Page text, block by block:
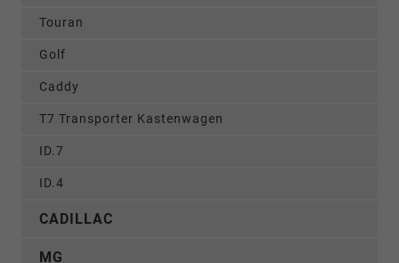
Touran
Golf
Caddy
T7 Transporter Kastenwagen
ID.7
ID.4
CADILLAC
MG